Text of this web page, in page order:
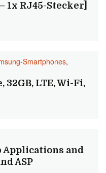
1x RJ45-Stecker]
Smartphones,
32GB, LTE, Wi-Fi,
Applications and
ASP